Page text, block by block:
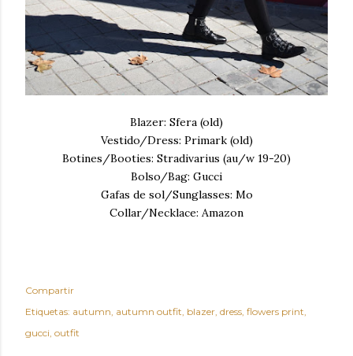
Blazer: Sfera (old)
Vestido/Dress: Primark (old)
Botines/Booties: Stradivarius (au/w 19-20)
Bolso/Bag: Gucci
Gafas de sol/Sunglasses: Mo
Collar/Necklace: Amazon
Compartir
Etiquetas: autumn autumn outfit blazer dress flowers print
gucci outfit